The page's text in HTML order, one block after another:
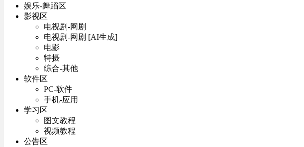
娱乐-舞蹈区
影视区
电视剧-网剧
电视剧-网剧 [AI生成]
电影
特摄
综合-其他
软件区
PC-软件
手机-应用
学习区
图文教程
视频教程
公告区